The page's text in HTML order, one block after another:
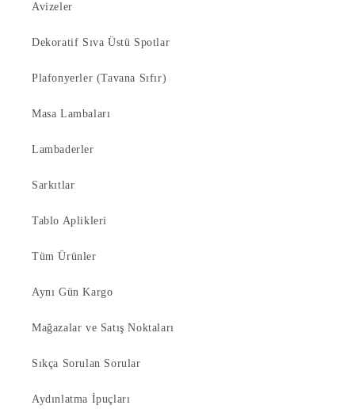
Avizeler
Dekoratif Sıva Üstü Spotlar
Plafonyerler (Tavana Sıfır)
Masa Lambaları
Lambaderler
Sarkıtlar
Tablo Aplikleri
Tüm Ürünler
Aynı Gün Kargo
Mağazalar ve Satış Noktaları
Sıkça Sorulan Sorular
Aydınlatma İpuçları